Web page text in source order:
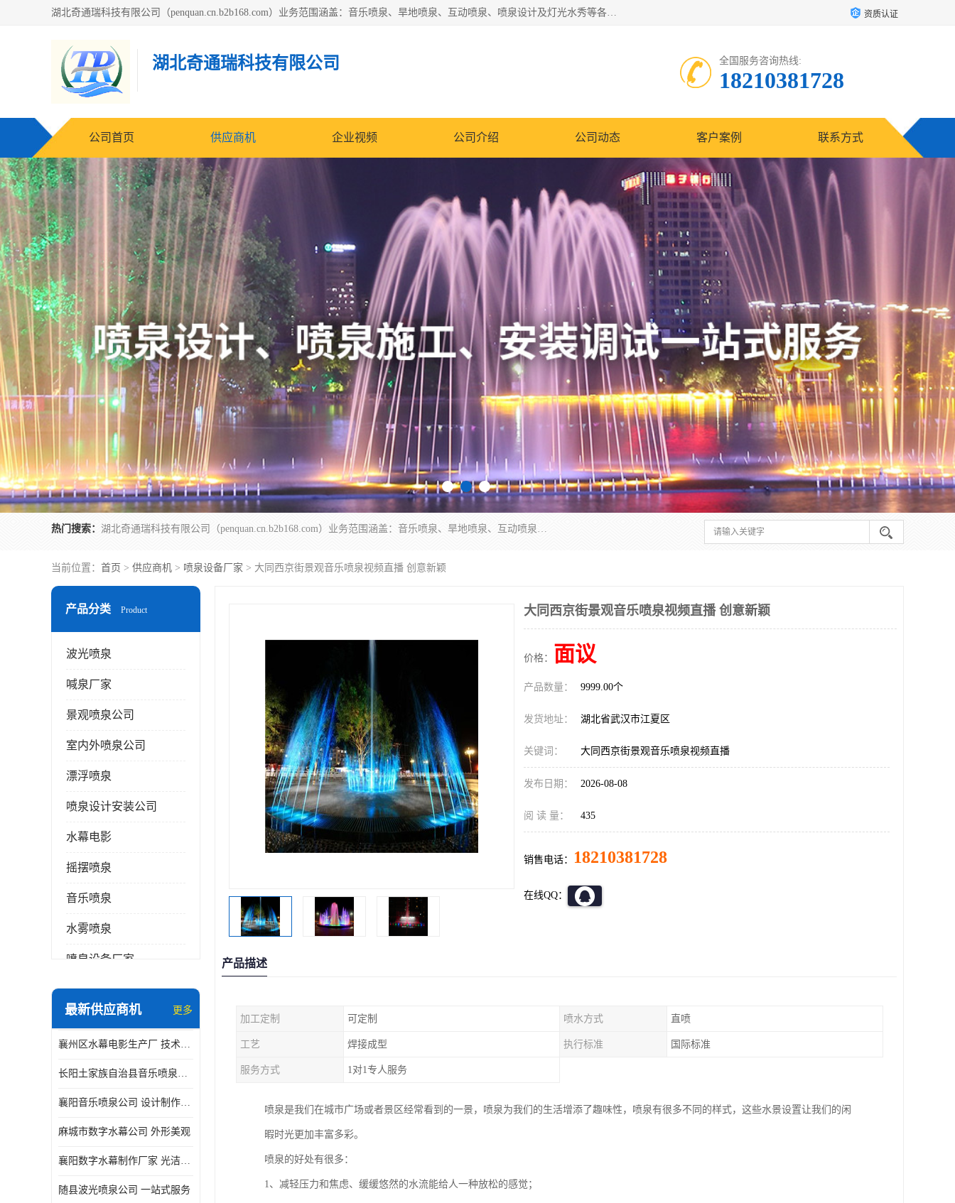
湖北奇通瑞科技有限公司（penquan.cn.b2b168.com）业务范围涵盖：音乐喷泉、旱地喷泉、互动喷泉、喷泉设计及灯光水秀等各类水景工程，广泛应用于公园、城市广场、商业综合体、旅游景区、住宅社区等领域。 资质认证
湖北奇通瑞科技有限公司 全国服务咨询热线:
18210381728
公司首页 供应商机 企业视频 公司介绍 公司动态 客户案例 联系方式
热门搜索： 湖北奇通瑞科技有限公司（penquan.cn.b2b168.com）业务范围涵盖：音乐喷泉、旱地喷泉、互动喷泉、喷泉设计及灯光水秀等各类水景工程，广泛应用于公园、城市广场、商业综合体、旅游景区、住宅社区等领域。
当前位置： 首页 > 供应商机 > 喷泉设备厂家 > 大同西京街景观音乐喷泉视频直播 创意新颖
产品分类 Product
波光喷泉
喊泉厂家
景观喷泉公司
室内外喷泉公司
漂浮喷泉
喷泉设计安装公司
水幕电影
摇摆喷泉
音乐喷泉
水雾喷泉
喷泉设备厂家
数字水幕
珍珠泉
最新供应商机 更多
襄州区水幕电影生产厂 技术精湛
长阳土家族自治县音乐喷泉制作厂家 设计制作安装一体化服务
襄阳音乐喷泉公司 设计制作安装一体化服务
麻城市数字水幕公司 外形美观
襄阳数字水幕制作厂家 光洁度好
随县波光喷泉公司 一站式服务
大同西京街景观音乐喷泉视频直播 创意新颖
价格： 面议
产品数量： 9999.00个
发货地址： 湖北省武汉市江夏区
关键词： 大同西京街景观音乐喷泉视频直播
发布日期： 2026-08-08
阅 读 量： 435
销售电话： 18210381728
在线QQ：
产品描述
加工定制 可定制 喷水方式 直喷
工艺 焊接成型 执行标准 国际标准
服务方式 1对1专人服务
喷泉是我们在城市广场或者景区经常看到的一景，喷泉为我们的生活增添了趣味性，喷泉有很多不同的样式，这些水景设置让我们的闲
暇时光更加丰富多彩。
喷泉的好处有很多：
1、减轻压力和焦虑、缓缓悠然的水流能给人一种放松的感觉；